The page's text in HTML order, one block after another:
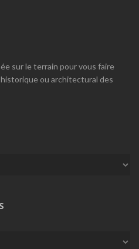
sur le terrain pour vous faire
ou architectural des